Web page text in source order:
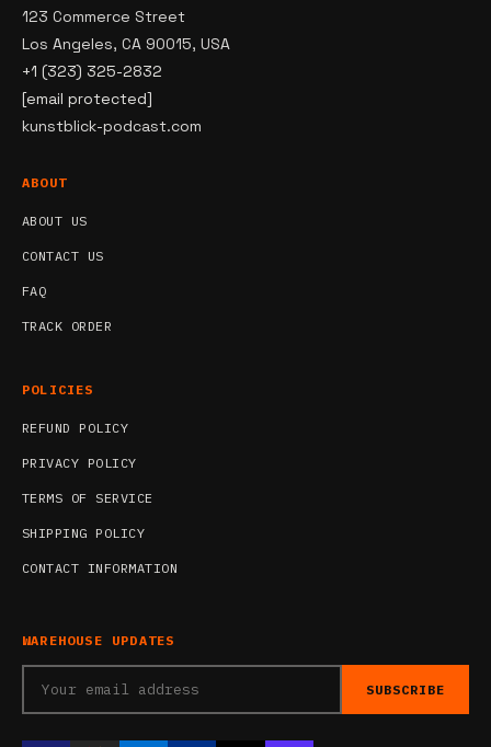
123 Commerce Street
Los Angeles, CA 90015, USA
+1 (323) 325-2832
[email protected]
kunstblick-podcast.com
ABOUT
ABOUT US
CONTACT US
FAQ
TRACK ORDER
POLICIES
REFUND POLICY
PRIVACY POLICY
TERMS OF SERVICE
SHIPPING POLICY
CONTACT INFORMATION
WAREHOUSE UPDATES
SUBSCRIBE